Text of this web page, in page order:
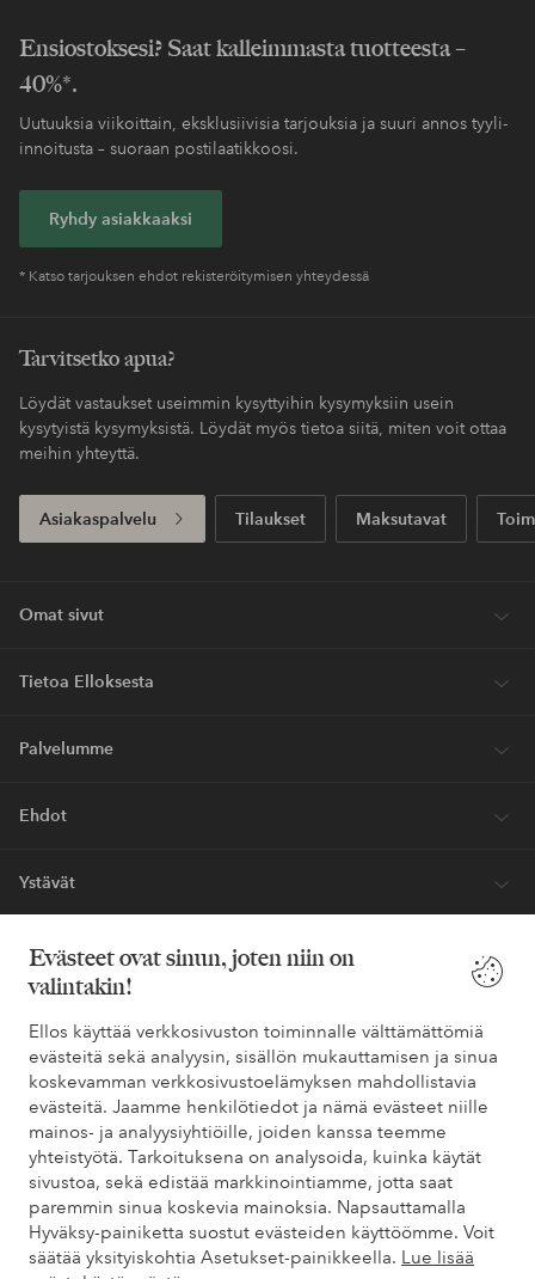
Evästeet ovat sinun, joten niin on
valintakin!
Ellos käyttää verkkosivuston toiminnalle välttämättömiä
evästeitä sekä analyysin, sisällön mukauttamisen ja sinua
koskevamman verkkosivustoelämyksen mahdollistavia
evästeitä. Jaamme henkilötiedot ja nämä evästeet niille
mainos- ja analyysiyhtiöille, joiden kanssa teemme
yhteistyötä. Tarkoituksena on analysoida, kuinka käytät
sivustoa, sekä edistää markkinointiamme, jotta saat
paremmin sinua koskevia mainoksia. Napsauttamalla
Hyväksy-painiketta suostut evästeiden käyttöömme. Voit
säätää yksityiskohtia Asetukset-painikkeella. Lue lisää
Ensiostoksesi? Saat kalleimmasta tuotteesta –
40%*.
Uutuuksia viikoittain, eksklusiivisia tarjouksia ja suuri annos tyyli-
innoitusta – suoraan postilaatikkoosi.
Ryhdy asiakkaaksi
* Katso tarjouksen ehdot rekisteröitymisen yhteydessä
Tarvitsetko apua?
Löydät vastaukset useimmin kysyttyihin kysymyksiin usein
kysytyistä kysymyksistä. Löydät myös tietoa siitä, miten voit ottaa
meihin yhteyttä.
Asiakaspalvelu Tilaukset Maksutavat
Omat sivut
Tietoa Elloksesta
Palvelumme
Ehdot
Ystävät
Turvalliset maksut – maksa nyt tai erissä
Haluatko tietää
lisää maksuvaihtoehdoistamme
elpy elpy
Suomi - Valitse maa
Facebook Instagram Pinterest Youtube